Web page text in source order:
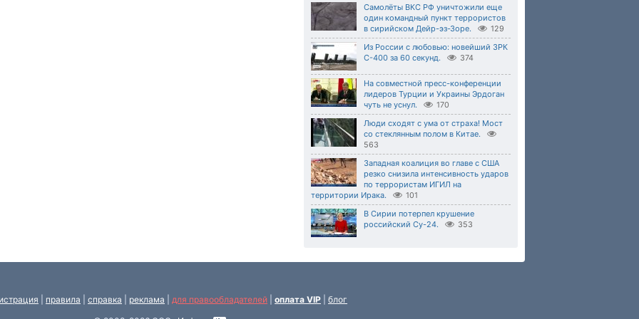
Самолёты ВКС РФ уничтожили еще
один командный пункт террористов
в сирийском Дейр-эз-Зоре.
129
Из России с любовью: новейший ЗРК
С-400 за 60 секунд.
374
На совместной пресс-конференции
лидеров Турции и Украины Эрдоган
чуть не уснул.
170
Люди сходят с ума от страха! Мост
со стеклянным полом в Китае.
563
Западная коалиция во главе с США
резко снизила интенсивность ударов
по террористам ИГИЛ на
территории Ирака.
101
В Сирии потерпел крушение
российский Су-24.
353
правила справка реклама для правообладателей оплата VIP
блог